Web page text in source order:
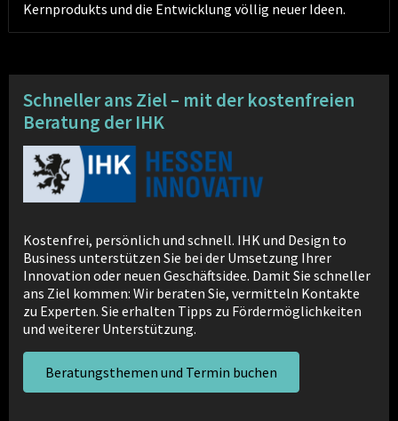
Kernprodukts und die Entwicklung völlig neuer Ideen.
Schneller ans Ziel – mit der kostenfreien
Beratung der IHK
Kostenfrei, persönlich und schnell. IHK und Design to
Business unterstützen Sie bei der Umsetzung Ihrer
Innovation oder neuen Geschäftsidee. Damit Sie schneller
ans Ziel kommen: Wir beraten Sie, vermitteln Kontakte
zu Experten. Sie erhalten Tipps zu Fördermöglichkeiten
und weiterer Unterstützung.
Beratungsthemen und Termin buchen